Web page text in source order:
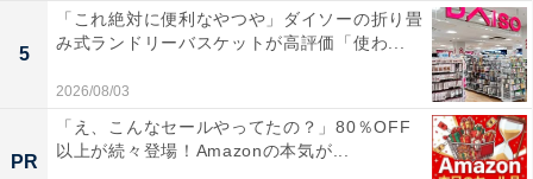
5
「これ絶対に便利なやつや」ダイソーの折り畳
み式ランドリーバスケットが高評価「使わ...
2026/08/03
PR
「え、こんなセールやってたの？」80％OFF
以上が続々登場！Amazonの本気が...